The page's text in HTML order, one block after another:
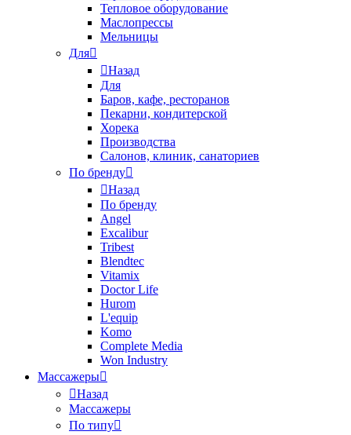
Тепловое оборудование
Маслопрессы
Мельницы
Для
Назад
Для
Баров, кафе, ресторанов
Пекарни, кондитерской
Хорека
Производства
Салонов, клиник, санаториев
По бренду
Назад
По бренду
Angel
Excalibur
Tribest
Blendtec
Vitamix
Doctor Life
Hurom
L'equip
Komo
Complete Media
Won Industry
Массажеры
Назад
Массажеры
По типу